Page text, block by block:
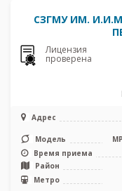
СЗГМУ ИМ.
Лицензия
проверена
Адрес
Модель
Время приема
Район
Метро